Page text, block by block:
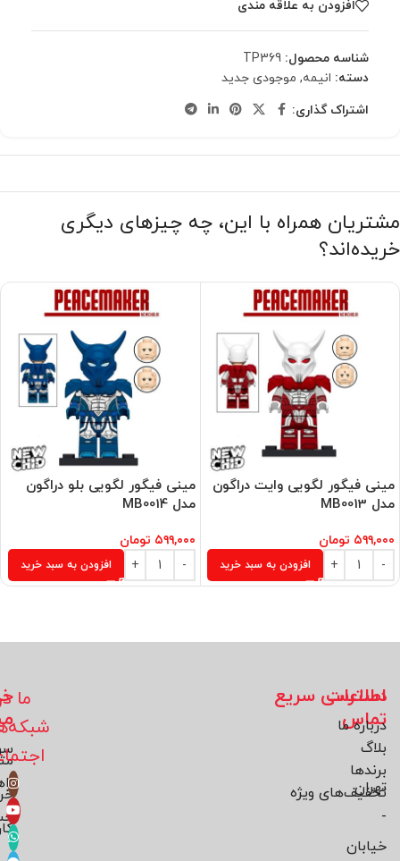
افزودن به علاقه مندی
شناسه محصول: TP369
دسته: انیمه, موجودی جدید
اشتراک گذاری:
مشتریان همراه با این، چه چیزهای دیگری
خریده‌اند؟
مینی فیگور لگویی وایت دراگون
مدل MB0013
۵۹۹,۰۰۰ تومان
افزودن به سبد خرید
مینی فیگور لگویی بلو دراگون
مدل MB0014
۵۹۹,۰۰۰ تومان
افزودن به سبد خرید
اطلاعات
تماس
تهران
-
خیابان
دسترسی سریع
درباره ما
بلاگ
برند‌ها
تخفیف‌های ویژه
ما